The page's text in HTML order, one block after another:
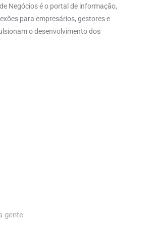
Negócios é o portal de informação,
para empresários, gestores e
o desenvolvimento dos
gente